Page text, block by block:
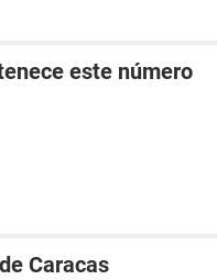
este número
Caracas